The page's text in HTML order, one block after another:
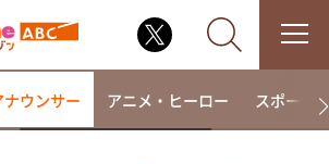
ナウンサー アニメ・ヒーロー スポーツ